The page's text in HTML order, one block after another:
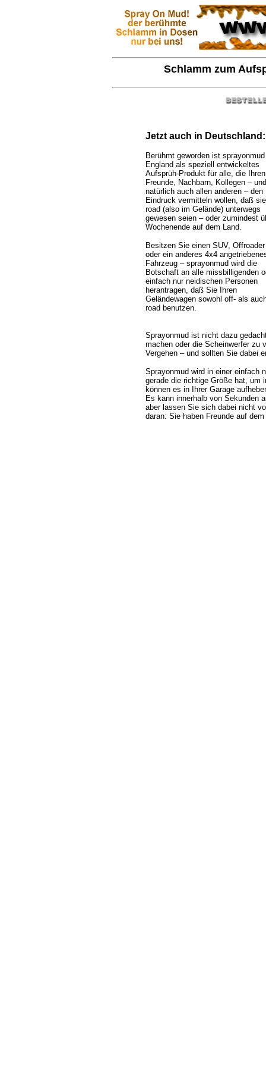
Schlamm zum
Jetzt auch in Deutschland:
Berühmt geworden ist
England als speziell entwickeltes
Aufsprüh-Produkt für alle, die Ihren
Freunde, Nachbarn, Kollegen – und
natürlich auch allen anderen – den
Eindruck vermitteln wollen, daß
road (also im Gelände) unterwegs
gewesen seien – oder zumindest
Wochenende auf dem Land.
Besitzen Sie einen SUV, Offroader
oder ein anderes 4x4
Fahrzeug – sprayonmud wird die
Botschaft an alle missbilligenden
einfach nur neidischen Personen
herantragen, daß Sie Ihren
Geländewagen sowohl off- als
road benutzen.
Sprayonmud ist nicht dazu
machen oder die Scheinwerfer zu
Vergehen – und sollten Sie dabei
Sprayonmud wird in einer einfach
gerade die richtige Größe hat, um
können es in Ihrer Garage
Es kann innerhalb von Sekunden
aber lassen Sie sich dabei nicht
daran: Sie haben Freunde auf